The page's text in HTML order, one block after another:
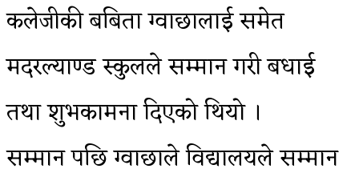
कलेजीकी बबिता ग्वाछालाई समेत
मदरल्याण्ड स्कुलले सम्मान गरी बधाई
तथा शुभकामना दिएको थियो ।
सम्मान पछि ग्वाछाले विद्यालयले सम्मान